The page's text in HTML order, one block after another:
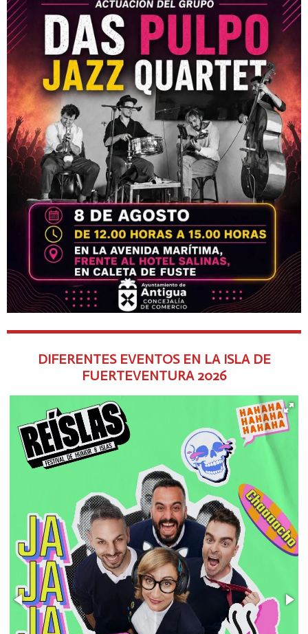
DIFERENTES EVENTOS EN LA ISLA DE
FUERTEVENTURA 2026